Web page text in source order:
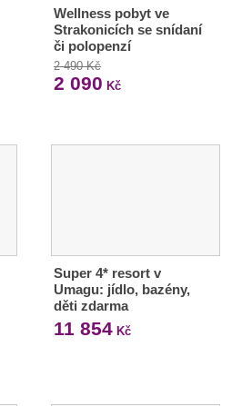
Wellness pobyt ve
Strakonicích se snídaní
či polopenzí
2 490 Kč
2 090 Kč
Super 4* resort v
Umagu: jídlo, bazény,
děti zdarma
11 854Kč